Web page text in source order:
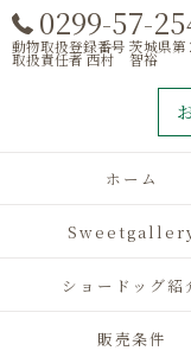
0299-57-
動物取扱登録番号 茨城県
取扱責任者 西村 智裕
ホーム
ショードッグ紹
販売条件